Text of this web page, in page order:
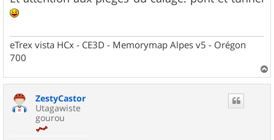
eTrex vista HCx - CE3D - Memorymap Alpes v5 - Orégon
700
a
ZestyCastor
Utagawiste
gourou